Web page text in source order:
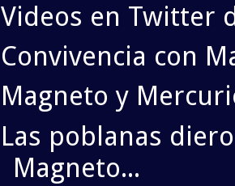
Videos en Twitter
Convivencia con
Magneto y
Las poblanas
Magneto...